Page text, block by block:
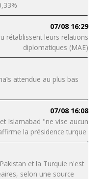
07/08 16:29
rétablissent leurs relations
diplomatiques (MAE)
attendue au plus bas
07/08 16:08
Islamabad "ne vise aucun
la présidence turque
et la Turquie n'est
selon une source